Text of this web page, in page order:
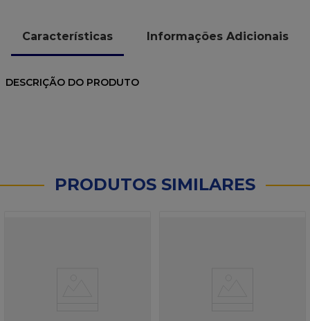
Características Informações Adicionais
DESCRIÇÃO DO PRODUTO
PRODUTOS SIMILARES